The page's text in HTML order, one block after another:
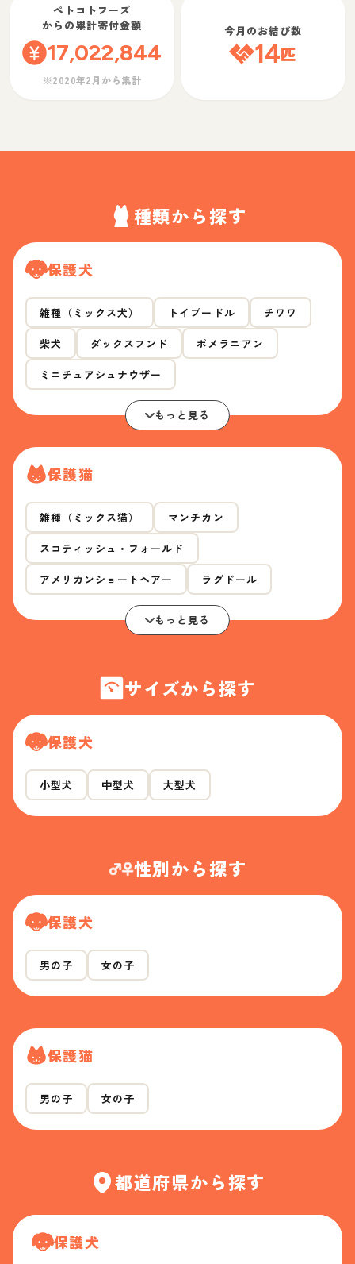
ペトコトフーズ
からの累計寄付金額
17,022,844
※2020年2月から集計
今月のお結び数
14匹
種類から探す
保護犬
雑種（ミックス犬） トイプードル チワワ
柴犬 ダックスフンド ポメラニアン
ミニチュアシュナウザー
もっと見る
保護猫
雑種（ミックス猫） マンチカン
スコティッシュ・フォールド
アメリカンショートヘアー ラグドール
もっと見る
サイズから探す
保護犬
小型犬 中型犬 大型犬
性別から探す
保護犬
男の子 女の子
保護猫
男の子 女の子
都道府県から探す
保護犬